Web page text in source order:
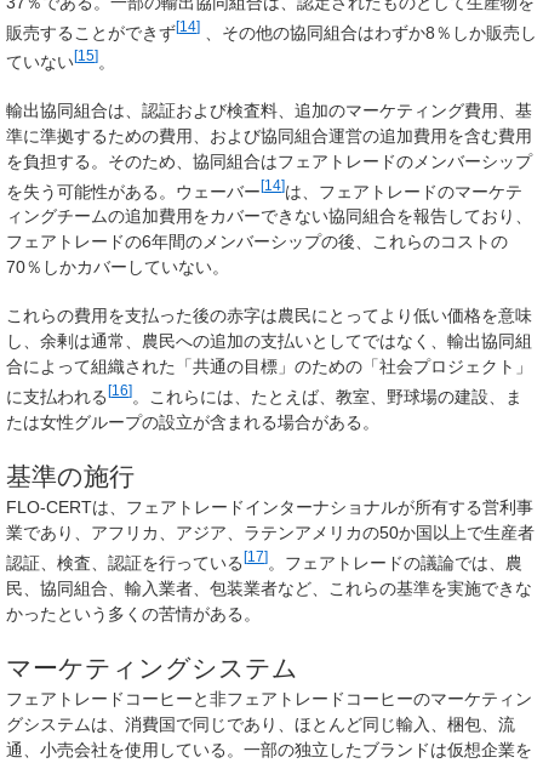
販売することができず[14]
、その他の協同組合はわずか8％しか販売し
ていない[15] 。
輸出協同組合は、認証および検査料、追加のマーケティング費用、基
準に準拠するための費用、および協同組合運営の追加費用を含む費用
を負担する。そのため、協同組合はフェアトレードのメンバーシップ
を失う可能性がある。ウェーバー[14]は、フェアトレードのマーケテ
ィングチームの追加費用をカバーできない協同組合を報告しており、
フェアトレードの6年間のメンバーシップの後、これらのコストの
70％しかカバーしていない。
これらの費用を支払った後の赤字は農民にとってより低い価格を意味
し、余剰は通常、農民への追加の支払いとしてではなく、輸出協同組
合によって組織された「共通の目標」のための「社会プロジェクト」
に支払われる[16]。これらには、たとえば、教室、野球場の建設、ま
たは女性グループの設立が含まれる場合がある。
基準の施行
FLO-CERTは、フェアトレードインターナショナルが所有する営利事
業であり、アフリカ、アジア、ラテンアメリカの50か国以上で生産者
認証、検査、認証を行っている [17] 。フェアトレードの議論では、農
民、協同組合、輸入業者、包装業者など、これらの基準を実施できな
かったという多くの苦情がある。
マーケティングシステム
フェアトレードコーヒーと非フェアトレードコーヒーのマーケティン
グシステムは、消費国で同じであり、ほとんど同じ輸入、梱包、流
通、小売会社を使用している。一部の独立したブランドは仮想企業を